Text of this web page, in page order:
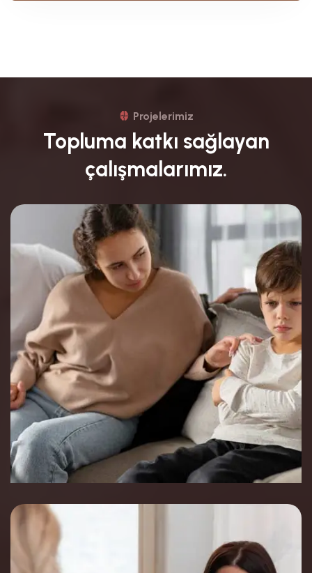
Projelerimiz
Topluma katkı sağlayan
çalışmalarımız.